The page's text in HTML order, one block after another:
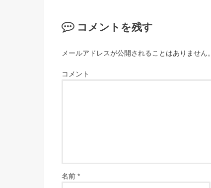
コメントを残す
メールアドレスが公開されることはありません。
コメント
名前 *